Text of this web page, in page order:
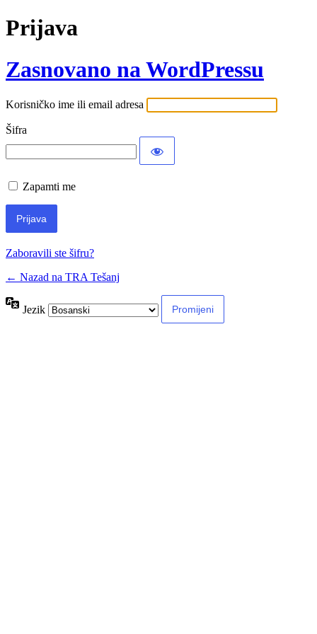
Prijava
Zasnovano na WordPressu
Korisničko ime ili email adresa
Šifra
Zapamti me
Zaboravili ste šifru?
← Nazad na TRA Tešanj
Jezik